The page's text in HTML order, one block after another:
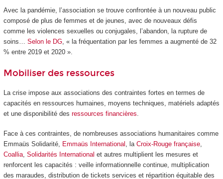
Avec la pandémie, l’association se trouve confrontée à un nouveau public
composé de plus de femmes et de jeunes, avec de nouveaux défis
comme les violences sexuelles ou conjugales, l’abandon, la rupture de
soins… Selon le DG, « la fréquentation par les femmes a augmenté de 32
% entre 2019 et 2020 ».
Mobiliser des ressources
La crise impose aux associations des contraintes fortes en termes de
capacités en ressources humaines, moyens techniques, matériels adaptés
et une disponibilité des ressources financières
Face à ces contraintes, de nombreuses associations humanitaires comme
Emmaüs Solidarité, Emmaüs International , la Croix-Rouge française,
Coallia, Solidarités International et autres multiplient les mesures et
renforcent les capacités : veille informationnelle continue, multiplication
des maraudes, distribution de tickets services et répartition équitable des